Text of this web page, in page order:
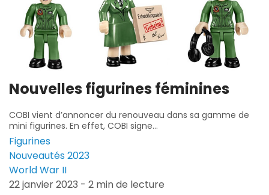
Nouvelles figurines féminines
COBI vient d’annoncer du renouveau dans sa gamme de
mini figurines. En effet, COBI signe...
Figurines
Nouveautés 2023
World War II
22 janvier 2023 - 2 min de lecture